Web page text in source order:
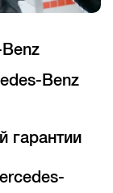
Benz
гарантии